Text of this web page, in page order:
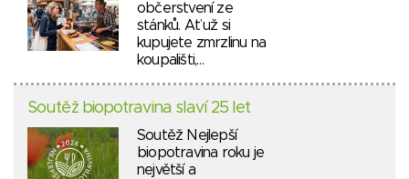
občerstvení ze
stánků. Ať už si
kupujete zmrzlinu na
koupališti,…
Soutěž biopotravina slaví 25 let
Soutěž Nejlepší
biopotravina roku je
největší a